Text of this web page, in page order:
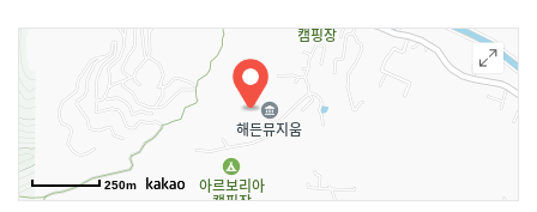
자연과 어우러진 뮤지엄의 모던한 건축물도 눈길을 끈다. 자연과 어울림, 소통을
콘셉으로 한 뮤지엄은 건축물 자체가 하나의 예술 작품으로 평가받아
2013년에는 한국건축가협회에서 시상하는 <한국에서 가장 뛰어난 건축물
베스트 7>에 선정됐다.
250m